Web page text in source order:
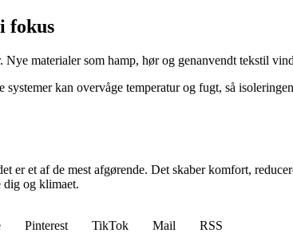
fokus
materialer som hamp, hør og genanvendt tekstil
kan overvåge temperatur og fugt, så
er et af de mest afgørende. Det skaber komfort,
dig og klimaet.
Pinterest TikTok Mail
RSS